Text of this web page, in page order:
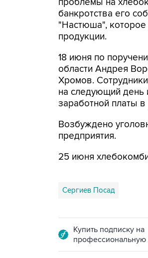
банкротства его
"Настюша", которое
продукции.
18 июня по
области Андрея
Хромов.
на следующий день
заработной платы
Возбуждено
предприятия.
25 июня
Сергиев Посад
Купить подписку на
профессиональную